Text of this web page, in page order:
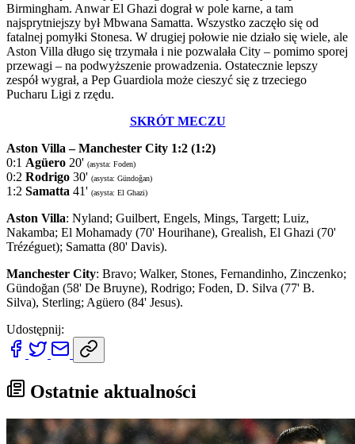
Birmingham. Anwar El Ghazi dograł w pole karne, a tam
najsprytniejszy był Mbwana Samatta. Wszystko zaczęło się od
fatalnej pomyłki Stonesa. W drugiej połowie nie działo się wiele, ale
Aston Villa długo się trzymała i nie pozwalała City – pomimo sporej
przewagi – na podwyższenie prowadzenia. Ostatecznie lepszy
zespół wygrał, a Pep Guardiola może cieszyć się z trzeciego
Pucharu Ligi z rzędu.
SKRÓT MECZU
Aston Villa – Manchester City 1:2 (1:2)
0:1 Agüero 20' (asysta: Foden)
0:2 Rodrigo 30' (asysta: Gündoğan)
1:2 Samatta 41' (asysta: El Ghazi)
Aston Villa: Nyland; Guilbert, Engels, Mings, Targett; Luiz,
Nakamba; El Mohamady (70' Hourihane), Grealish, El Ghazi (70'
Trézéguet); Samatta (80' Davis).
Manchester City: Bravo; Walker, Stones, Fernandinho, Zinczenko;
Gündoğan (58' De Bruyne), Rodrigo; Foden, D. Silva (77' B.
Silva), Sterling; Agüero (84' Jesus).
Udostępnij:
Ostatnie aktualności